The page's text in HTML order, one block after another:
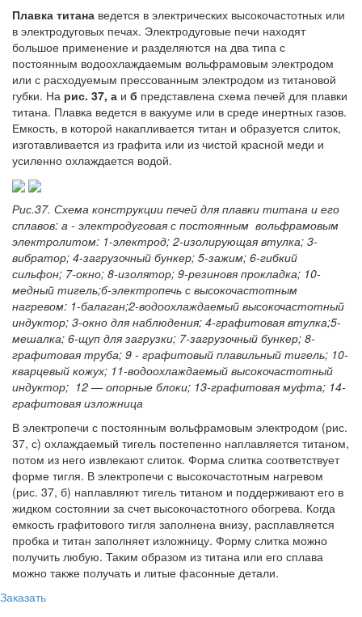
Плавка титана ведется в электрических высокочастотных или
в электродуговых печах. Электродуговые печи находят
большое применение и разделяются на два типа с
постоянным водоохлаждаемым вольфрамовым электродом
или с расходуемым прессованным электродом из титановой
губки. На рис. 37, а и б представлена схема печей для плавки
титана. Плавка ведется в вакууме или в среде инертных газов.
Емкость, в которой накапливается титан и образуется слиток,
изготавливается из графита или из чистой красной меди и
усиленно охлаждается водой.
Рис.37. Схема конструкции печей для плавки титана и его
сплавов: а - электродуговая с постоянным вольфрамовым
электролитом: 1-электрод; 2-изолирующая втулка; 3-
вибратор; 4-загрузочный бункер; 5-зажим; 6-гибкий
сильфон; 7-окно; 8-изолятор; 9-резиновя прокладка; 10-
медный тигель;б-электропечь с высокочастотным
нагревом: 1-балаган;2-водоохлаждаемый высокочастотный
индуктор; 3-окно для наблюдения; 4-графитовая втулка;5-
мешалка; 6-щуп для загрузки; 7-загрузочный бункер; 8-
графитовая труба; 9 - графитовый плавильный тигель; 10-
кварцевый кожух; 11-водоохлаждаемый высокочастотный
индуктор; 12 — опорные блоки; 13-графитовая муфта; 14-
графитовая изложница
В электропечи с постоянным вольфрамовым электродом (рис.
37, с) охлаждаемый тигель постепенно наплавляется титаном,
потом из него извлекают слиток. Форма слитка соответствует
форме тигля. В электропечи с высокочастотным нагревом
(рис. 37, б) наплавляют тигель титаном и поддерживают его в
жидком состоянии за счет высокочастотного обогрева. Когда
емкость графитового тигля заполнена внизу, расплавляется
пробка и титан заполняет изложницу. Форму слитка можно
получить любую. Таким образом из титана или его сплава
можно также получать и литые фасонные детали.
Заказать